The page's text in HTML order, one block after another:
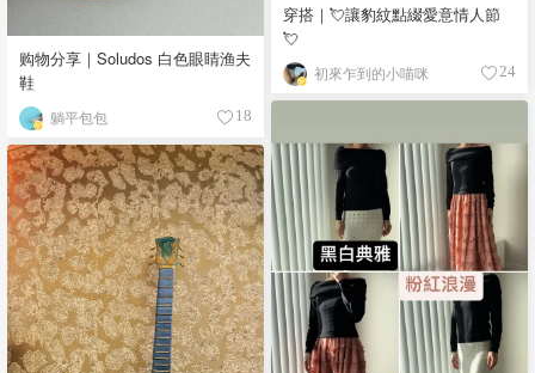
购物分享｜Soludos 白色眼睛渔夫
鞋
躺平包包 18
穿搭｜💘讓豹紋點綴愛意情人節
💘
初來乍到的小喵咪 24